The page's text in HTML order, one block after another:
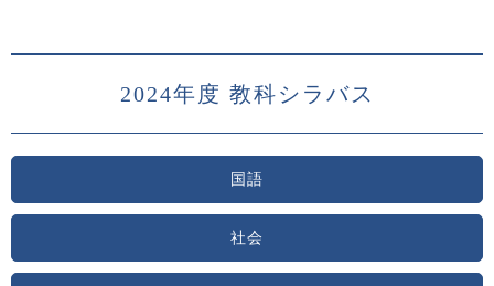
2024年度 教科シラバス
国語
社会